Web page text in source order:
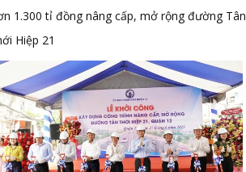
1.300 tỉ đồng nâng cấp, mở rộng đường Tân
Hiệp 21